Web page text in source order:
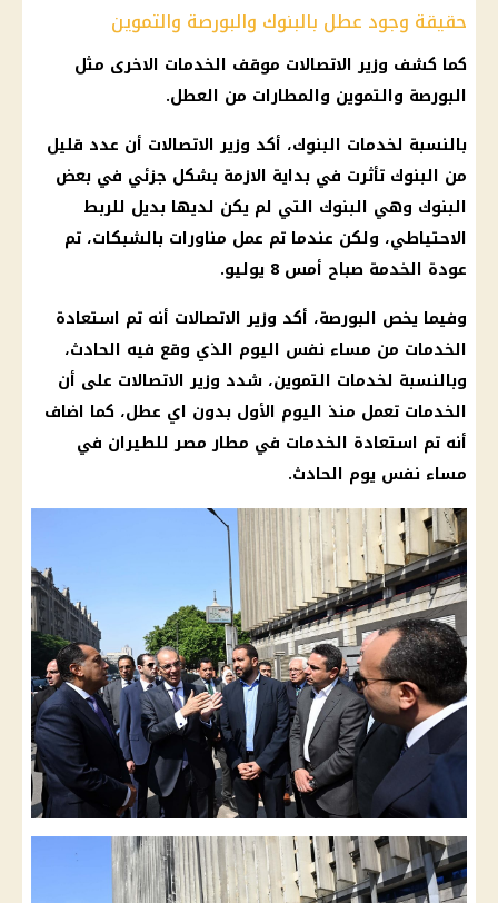
حقيقة وجود عطل بالبنوك والبورصة والتموين
كما كشف وزير الاتصالات موقف الخدمات الاخرى مثل
البورصة والتموين والمطارات من العطل.
بالنسبة لخدمات البنوك، أكد وزير الاتصالات أن عدد قليل
من البنوك تأثرت في بداية الازمة بشكل جزئي في بعض
البنوك وهي البنوك التي لم يكن لديها بديل للربط
الاحتياطي، ولكن عندما تم عمل مناورات بالشبكات، تم
عودة الخدمة صباح أمس 8 يوليو.
وفيما يخص البورصة، أكد وزيرالاتصالات أنه تم استعادة
الخدمات من مساء نفس اليوم الذي وقع فيه الحادث،
وبالنسبة لخدمات التموين، شدد وزيرالاتصالات على أن
الخدمات تعمل منذ اليوم الأول بدون اي عطل، كما اضاف
أنه تم استعادة الخدمات في مطار مصر للطيران في
مساء نفس يوم الحادث.